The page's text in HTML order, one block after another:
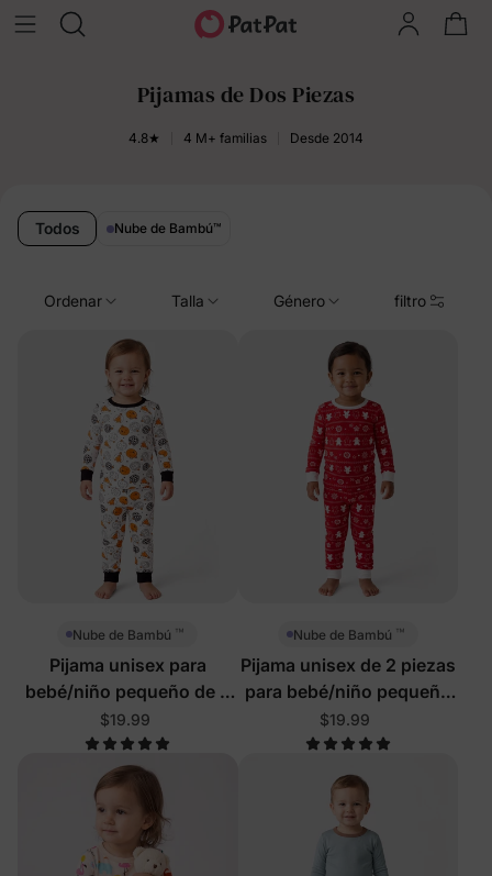
Pijamas de Dos Piezas
4.8★ 4 M+ familias Desde 2014
Todos Nube de Bambú™
Ordenar Talla Género filtro
Nube de Bambú ™
Pijama unisex para
bebé/niño pequeño de 2
piezas con calabazas
sonrientes
$19.99
Nube de Bambú ™
Pijama unisex de 2 piezas
para bebé/niño pequeño
de Navidad con diseño de
reno y pan de jengibre
$19.99